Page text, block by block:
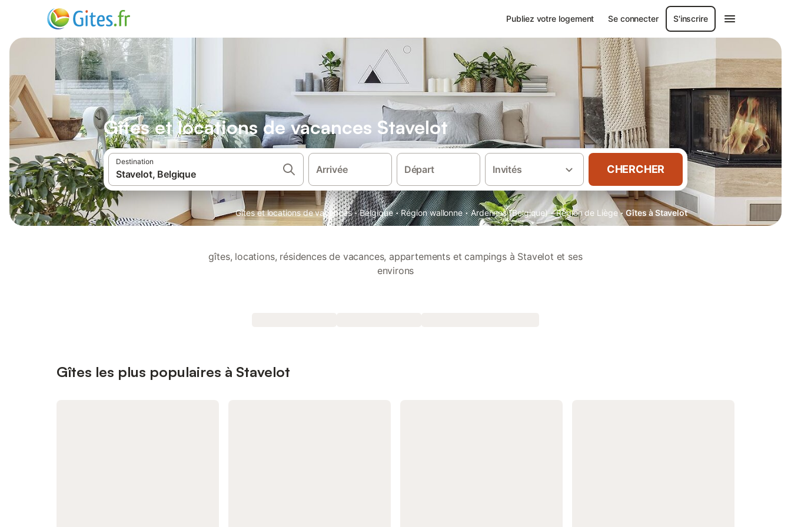
Publiez votre logement Se connecter S'inscrire
Gîtes et locations de vacances Stavelot
Destination
Arrivée Départ Invités CHERCHER
Gîtes et locations de vacances · Belgique · Région wallonne · Ardennes (Belgique) · Région de Liège · Gîtes à Stavelot
gîtes, locations, résidences de vacances, appartements et campings à Stavelot et ses
environs
Gîtes les plus populaires à Stavelot